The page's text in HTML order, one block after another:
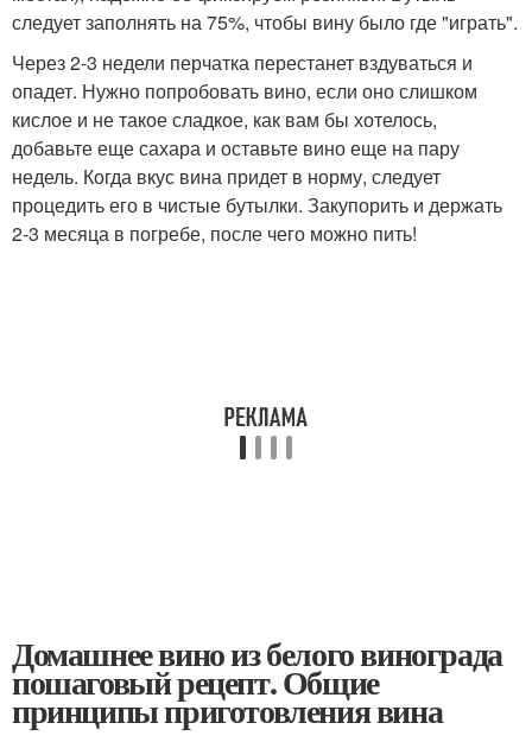
следует заполнять на 75%, чтобы вину было где "играть".
Через 2-3 недели перчатка перестанет вздуваться и
опадет. Нужно попробовать вино, если оно слишком
кислое и не такое сладкое, как вам бы хотелось,
добавьте еще сахара и оставьте вино еще на пару
недель. Когда вкус вина придет в норму, следует
процедить его в чистые бутылки. Закупорить и держать
2-3 месяца в погребе, после чего можно пить!
Домашнее вино из белого винограда
пошаговый рецепт. Общие
принципы приготовления вина